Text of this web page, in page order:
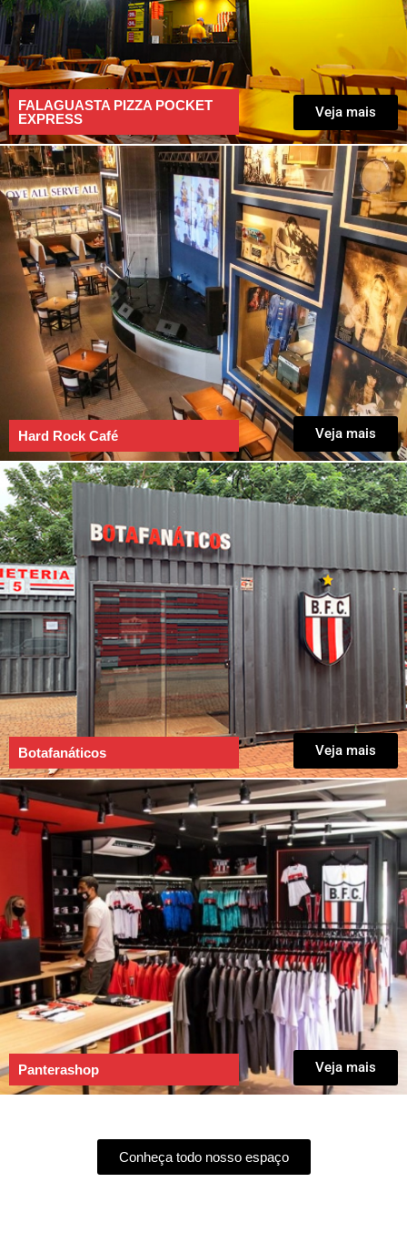
FALAGUASTA PIZZA POCKET
EXPRESS
Veja mais
Hard Rock Café Veja mais
Botafanáticos Veja mais
Panterashop Veja mais
Conheça todo nosso espaço